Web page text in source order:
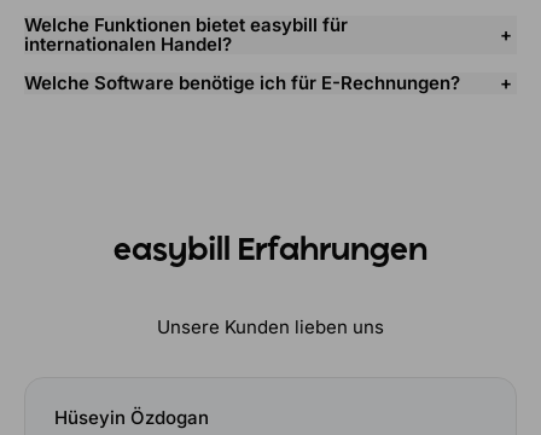
Welche Funktionen bietet easybill für
internationalen Handel?
Welche Software benötige ich für E-Rechnungen?
easybill Erfahrungen
Unsere Kunden lieben uns
Hüseyin Özdogan